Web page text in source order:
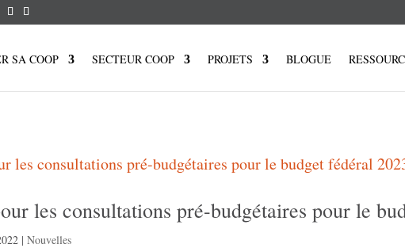
SA COOP SECTEUR COOP PROJETS BLOGUE
les consultations pré-budgétaires pour le
|Nouvelles